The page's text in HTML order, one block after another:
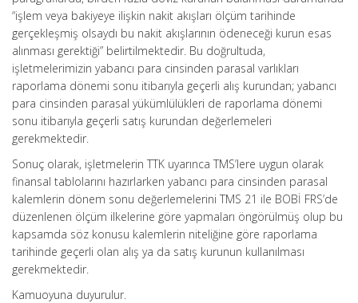
“işlem veya bakiyeye ilişkin nakit akışları ölçüm tarihinde
gerçekleşmiş olsaydı bu nakit akışlarının ödeneceği kurun esas
alınması gerektiği” belirtilmektedir. Bu doğrultuda,
işletmelerimizin yabancı para cinsinden parasal varlıkları
raporlama dönemi sonu itibarıyla geçerli alış kurundan; yabancı
para cinsinden parasal yükümlülükleri de raporlama dönemi
sonu itibarıyla geçerli satış kurundan değerlemeleri
gerekmektedir.
Sonuç olarak, işletmelerin TTK uyarınca TMS’lere uygun olarak
finansal tablolarını hazırlarken yabancı para cinsinden parasal
kalemlerin dönem sonu değerlemelerini TMS 21 ile BOBİ FRS’de
düzenlenen ölçüm ilkelerine göre yapmaları öngörülmüş olup bu
kapsamda söz konusu kalemlerin niteliğine göre raporlama
tarihinde geçerli olan alış ya da satış kurunun kullanılması
gerekmektedir.
Kamuoyuna duyurulur.